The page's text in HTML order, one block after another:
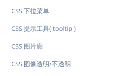
CSS 下拉菜单
CSS 提示工具( tooltip )
CSS 图片廊
CSS 图像透明/不透明